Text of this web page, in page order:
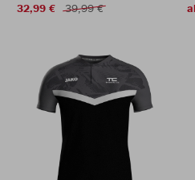
32,99 €
39,99 €